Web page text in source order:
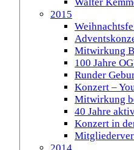
2015
Mitwirkung
100 Jahre
Runder
Konzert –
Mitwirkung
40 Jahre
Konzert in